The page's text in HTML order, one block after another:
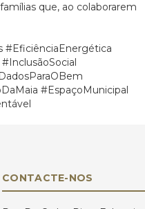
que, ao colaborarem
#EficiênciaEnergética
#InclusãoSocial
#EspaçoMunicipal
CONTACTE-NOS